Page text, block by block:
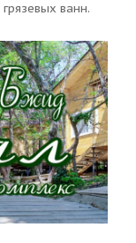
ванн.